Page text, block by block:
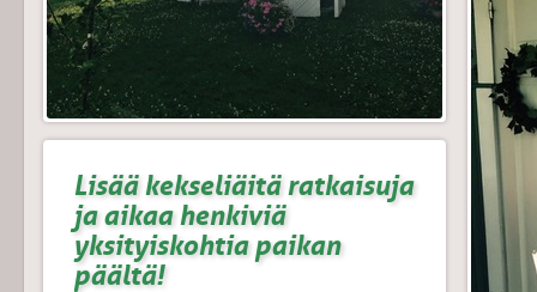
Lisää kekseliäitä ratkaisuja
ja aikaa henkiviä
yksityiskohtia paikan
päältä!